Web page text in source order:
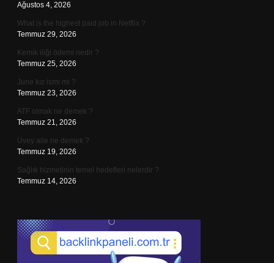
Ağustos 4, 2026
What is the highest paid job in Netflix ?
Temmuz 29, 2026
Kemik iliği ödemi nedir ?
Temmuz 25, 2026
June kız ismi mi ?
Temmuz 23, 2026
ATF olmak ne demek ?
Temmuz 21, 2026
Üvey aile ne demek ?
Temmuz 19, 2026
Sağlık hizmetinin temel hedefleri nelerdir ?
Temmuz 14, 2026